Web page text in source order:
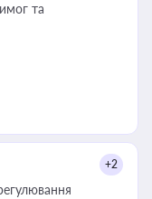
та
+2